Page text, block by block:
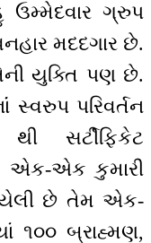
ગ્રુપ
મદદગાર છે.
યુક્તિ પણ છે.
સ્વરુપ પરિવર્તન
સર્ટીફિકેટ
એક-એક કુમારી
છે તેમ એક-
૧૦૦ બ્રાહ્મણ,